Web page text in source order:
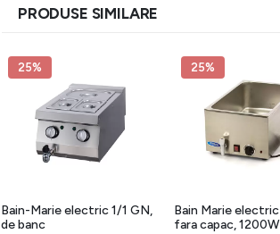
PRODUSE SIMILARE
25%
Bain-Marie electric 1/1 GN,
de banc
25%
Bain Marie electric
fara capac, 1200W